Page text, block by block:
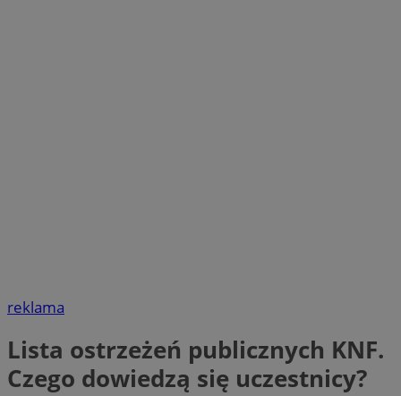
reklama
Lista ostrzeżeń publicznych KNF.
Czego dowiedzą się uczestnicy?